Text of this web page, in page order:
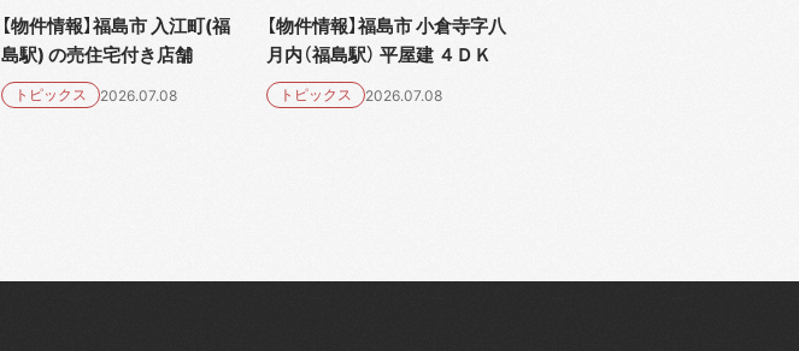
【物件情報】福島市 入江町(福
島駅) の売住宅付き店舗
トピックス 2026.07.08
【物件情報】福島市 小倉寺字八
月内（福島駅） 平屋建 ４ＤＫ
トピックス 2026.07.08